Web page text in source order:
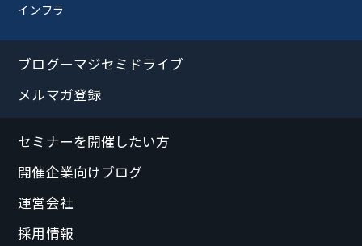
インフラ
ブログーマジセミドライブ
メルマガ登録
セミナーを開催したい方
開催企業向けブログ
運営会社
採用情報